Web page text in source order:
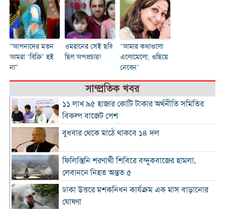
“আপনাদের মতন
আমরা ‘বিক্রি’ হই
না”
ওমরানের সেই ছবি
ছিল অপপ্রচার!
‘আমার কথাগুলো
এলোমেলো, গুছিয়ে
নেবেন’
সাম্প্রতিক খবর
১১ লাখ ৯৫ হাজার কোটি টাকার অর্থনীতি সমিতির
বিকল্প বাজেট পেশ
বুধবার থেকে মাঠে থাকবে ১৪ দল
ফিলিস্তিনি শরণার্থী শিবিরে বন্দুকবাজের হামলা,
লেবাননে নিহত অন্তত ৫
ঢাকা উত্তরে মশকনিধন কার্যক্রম এক মাস বাড়ানোর
ঘোষণা